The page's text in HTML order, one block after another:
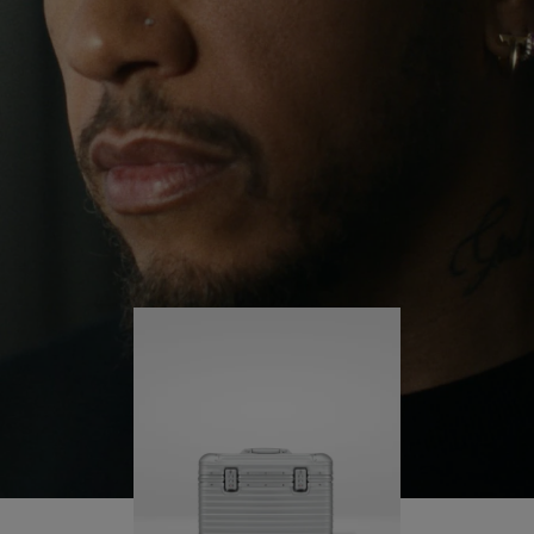
APPUYER
SUR
POUR
LA
LIRE
DÉSACTIVÉ.
VEUILLEZ
CLIQUER
POUR
RÉACTIVER
LE
SON
il continue de se lancer des défis et ainsi d'en
apprendre plus sur lui-même.
Sa valise RIMOWA Original Pilot l'accompagne à
chaque étape de son parcours et chacune de ses
marques raconte une histoire sur les lieux qu'il a